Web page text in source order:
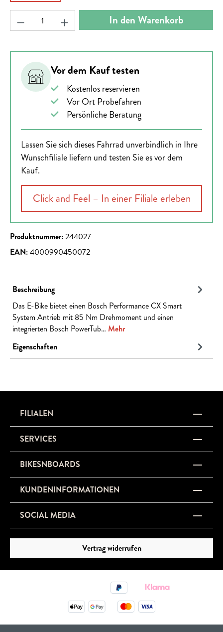
Produkt Anzahl: Gib den gewünschten Wert ein
In den Warenkorb
Vor dem Kauf testen
Kostenlos reservieren
Vor Ort Probefahren
Persönliche Beratung
Lassen Sie sich dieses Fahrrad unverbindlich in Ihre
Wunschfiliale liefern und testen Sie es vor dem
Kauf.
Click and Feel – In einer Filiale erleben
Produktnummer:244027
EAN:4000990450072
Beschreibung
Das E-Bike bietet einen Bosch Performance CX Smart
System Antrieb mit 85 Nm Drehmoment und einen
integrierten Bosch PowerTub… Mehr
Eigenschaften
FILIALEN
SERVICES
BIKESNBOARDS
KUNDENINFORMATIONEN
SOCIAL MEDIA
Vertrag widerrufen